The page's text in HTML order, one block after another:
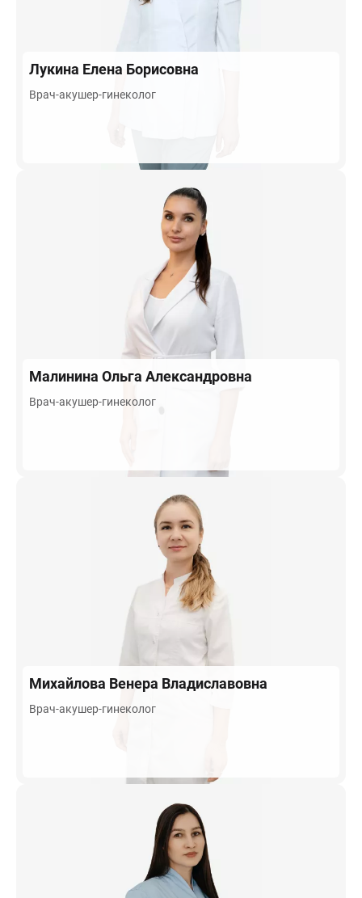
Лукина Елена Борисовна
Врач-акушер-гинеколог
Малинина Ольга Александровна
Врач-акушер-гинеколог
Михайлова Венера Владиславовна
Врач-акушер-гинеколог